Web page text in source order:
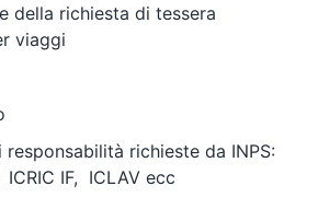
della richiesta di tessera
viaggi
responsabilità richieste da INPS:
IF, ICLAV ecc